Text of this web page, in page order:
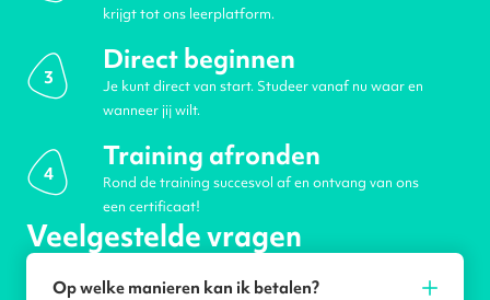
krijgt tot ons leerplatform.
3
Direct beginnen
Je kunt direct van start. Studeer vanaf nu waar en
wanneer jij wilt.
4
Training afronden
Rond de training succesvol af en ontvang van ons
een certificaat!
Veelgestelde vragen
Op welke manieren kan ik betalen?